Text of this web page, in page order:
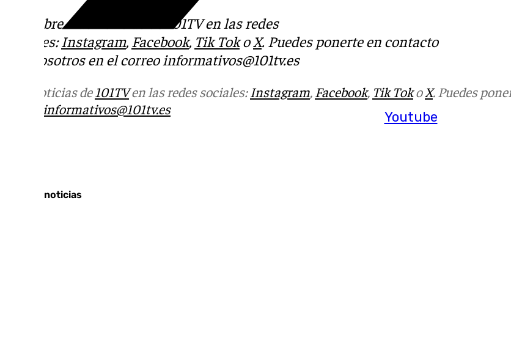
Youtube
Descubre más noticias de 101TV en las redes
sociales:Instagram, Facebook, Tik TokoX. Puedes ponerte en contacto
con nosotros en el correo informativos@101tv.es
Más noticias de101TVen las redes sociales:Instagram, Facebook, Tik TokoX. Puedes
informativos@101tv.es
Últimas noticias